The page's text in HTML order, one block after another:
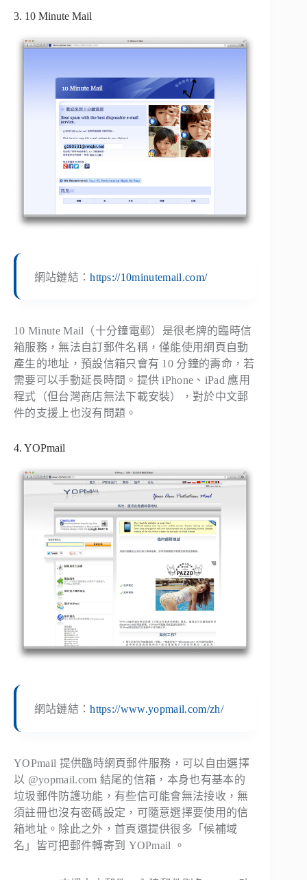
3. 10 Minute Mail
網站鏈結：https://10minutemail.com/
10 Minute Mail（十分鐘電郵）是很老牌的臨時信
箱服務，無法自訂郵件名稱，僅能使用網頁自動
產生的地址，預設信箱只會有 10 分鐘的壽命，若
需要可以手動延長時間。提供 iPhone、iPad 應用
程式（但台灣商店無法下載安裝），對於中文郵
件的支援上也沒有問題。
4. YOPmail
網站鏈結：https://www.yopmail.com/zh/
YOPmail 提供臨時網頁郵件服務，可以自由選擇
以 @yopmail.com 結尾的信箱，本身也有基本的
垃圾郵件防護功能，有些信可能會無法接收，無
須註冊也沒有密碼設定，可隨意選擇要使用的信
箱地址。除此之外，首頁還提供很多「候補域
名」皆可把郵件轉寄到 YOPmail 。